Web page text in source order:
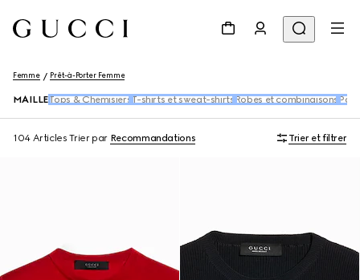
Femme Prêt-à-Porter Femme
MAILLE Tops & Chemisiers T-shirts et sweat-shirts Robes et combinaisons
104 Articles Trier par Recommandations Trier et filtrer